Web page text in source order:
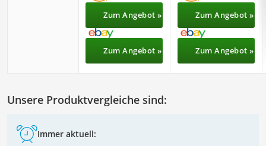
Zum Angebot »
Zum Angebot »
Zum Angebot »
Zum Angebot »
Unsere Produktvergleiche sind:
Immer aktuell: